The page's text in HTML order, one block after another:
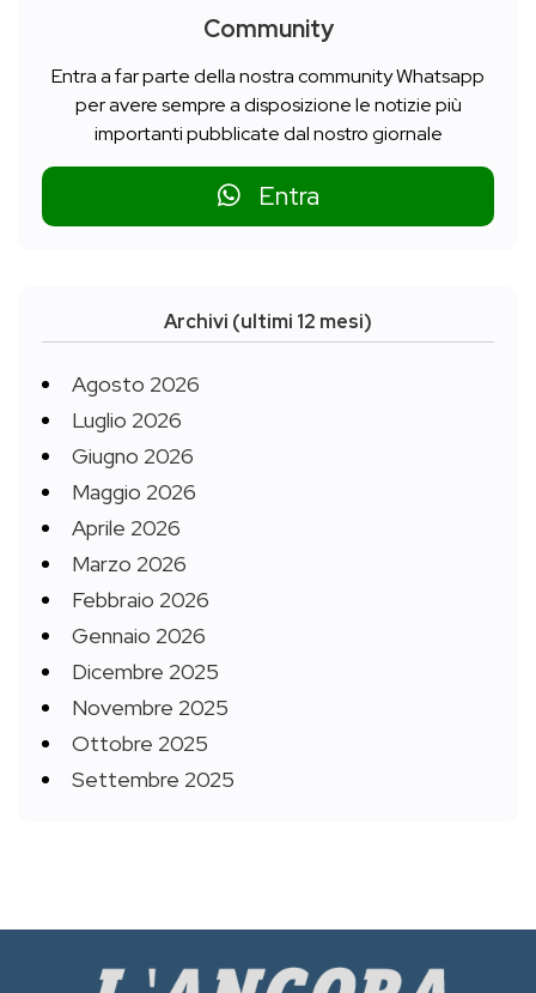
Community
Entra a far parte della nostra community Whatsapp
per avere sempre a disposizione le notizie più
importanti pubblicate dal nostro giornale
Entra
Archivi (ultimi 12 mesi)
Agosto 2026
Luglio 2026
Giugno 2026
Maggio 2026
Aprile 2026
Marzo 2026
Febbraio 2026
Gennaio 2026
Dicembre 2025
Novembre 2025
Ottobre 2025
Settembre 2025